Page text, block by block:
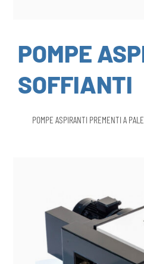
POMPE
SOFFIANTI